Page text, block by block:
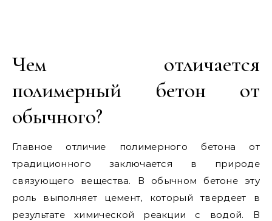
Чем отличается
полимерный бетон от
обычного?
Главное отличие полимерного бетона от
традиционного заключается в природе
связующего вещества. В обычном бетоне эту
роль выполняет цемент, который твердеет в
результате химической реакции с водой. В